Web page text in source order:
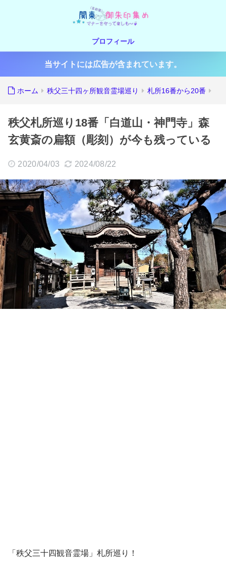
プロフィール
当サイトには広告が含まれています。
ホーム 秩父三十四ヶ所観音霊場巡り 札所16番から20番
秩父札所巡り18番「白道山・神門寺」森
玄黄斎の扁額（彫刻）が今も残っている
2020/04/03 2024/08/22
「秩父三十四観音霊場」札所巡り！